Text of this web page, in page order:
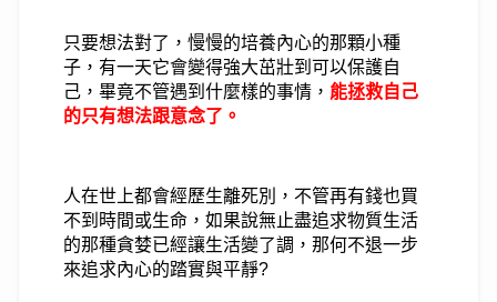
只要想法對了，慢慢的培養內心的那顆小種
子，有一天它會變得強大茁壯到可以保護自
己，畢竟不管遇到什麼樣的事情， 能拯救自己
的只有想法跟意念了。
人在世上都會經歷生離死別，不管再有錢也買
不到時間或生命，如果說無止盡追求物質生活
的那種貪婪已經讓生活變了調，那何不退一步
來追求內心的踏實與平靜?